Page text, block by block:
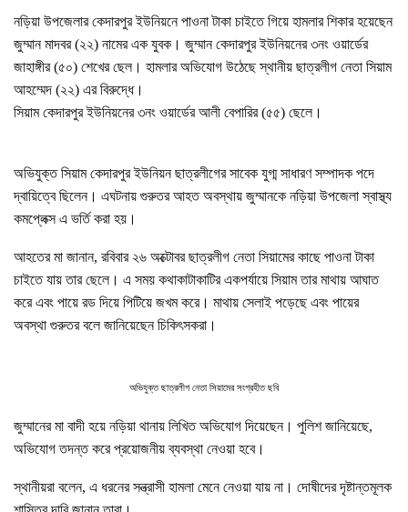
নড়িয়া উপজেলার কেদারপুর ইউনিয়নে পাওনা টাকা চাইতে গিয়ে হামলার শিকার হয়েছেন
জুম্মান মাদবর (২২) নামের এক যুবক। জুম্মান কেদারপুর ইউনিয়নের ৩নং ওয়ার্ডের
জাহাঙ্গীর (৫০) শেখের ছেল। হামলার অভিযোগ উঠেছে স্থানীয় ছাত্রলীগ নেতা সিয়াম
আহম্মেদ (২২) এর বিরুদ্ধে।
সিয়াম কেদারপুর ইউনিয়নের ৩নং ওয়ার্ডের আলী বেপারির (৫৫) ছেলে।
অভিযুক্ত সিয়াম কেদারপুর ইউনিয়ন ছাত্রলীগের সাবেক যুগ্ম সাধারণ সম্পাদক পদে
দ্বায়িত্বে ছিলেন। এঘটনায় গুরুতর আহত অবস্থায় জুম্মানকে নড়িয়া উপজেলা স্বাস্থ্য
কমপ্লেক্স এ ভর্তি করা হয়।
আহতের মা জানান, রবিবার ২৬ অক্টোবর ছাত্রলীগ নেতা সিয়ামের কাছে পাওনা টাকা
চাইতে যায় তার ছেলে। এ সময় কথাকাটাকাটির একপর্যায়ে সিয়াম তার মাথায় আঘাত
করে এবং পায়ে রড দিয়ে পিটিয়ে জখম করে। মাথায় সেলাই পড়েছে এবং পায়ের
অবস্থা গুরুতর বলে জানিয়েছেন চিকিৎসকরা।
অভিযুক্ত ছাত্রলীগ নেতা সিয়ামের সংগ্রহীত ছবি
জুম্মানের মা বাদী হয়ে নড়িয়া থানায় লিখিত অভিযোগ দিয়েছেন। পুলিশ জানিয়েছে,
অভিযোগ তদন্ত করে প্রয়োজনীয় ব্যবস্থা নেওয়া হবে।
স্থানীয়রা বলেন, এ ধরনের সন্ত্রাসী হামলা মেনে নেওয়া যায় না। দোষীদের দৃষ্টান্তমূলক